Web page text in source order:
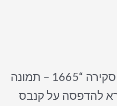
היה הראשון לכתוב סקירה “1665 – תמונה
להדפסה על קנבס